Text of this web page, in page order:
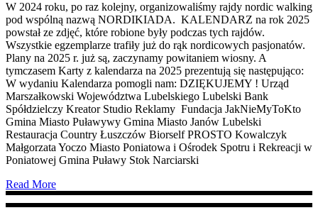
W 2024 roku, po raz kolejny, organizowaliśmy rajdy nordic walking
pod wspólną nazwą NORDIKIADA. KALENDARZ na rok 2025
powstał ze zdjęć, które robione były podczas tych rajdów.
Wszystkie egzemplarze trafiły już do rąk nordicowych pasjonatów.
Plany na 2025 r. już są, zaczynamy powitaniem wiosny. A
tymczasem Karty z kalendarza na 2025 prezentują się następująco:
W wydaniu Kalendarza pomogli nam: DZIĘKUJEMY ! Urząd
Marszałkowski Województwa Lubelskiego Lubelski Bank
Spółdzielczy Kreator Studio Reklamy Fundacja JakNieMyToKto
Gmina Miasto Puławywy Gmina Miasto Janów Lubelski
Restauracja Country Łuszczów Biorself PROSTO Kowalczyk
Małgorzata Yoczo Miasto Poniatowa i Ośrodek Spotru i Rekreacji w
Poniatowej Gmina Puławy Stok Narciarski
Read More